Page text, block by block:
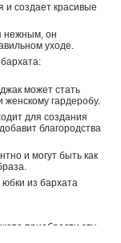
и создает красивые
нежным, он
уходе.
может стать
гардеробу.
для создания
благородства
и могут быть как
из бархата
приобрести эту